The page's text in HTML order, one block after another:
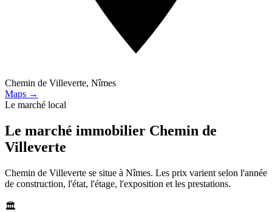
Chemin de Villeverte, Nîmes
Maps →
Le marché local
Le marché immobilier Chemin de
Villeverte
Chemin de Villeverte se situe à Nîmes. Les prix varient selon l'année
de construction, l'état, l'étage, l'exposition et les prestations.
🏛️